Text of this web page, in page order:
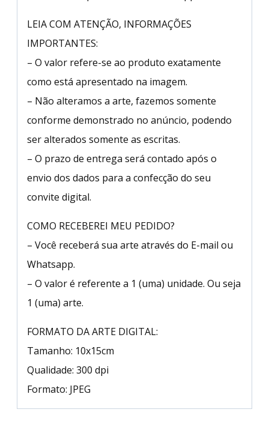
LEIA COM ATENÇÃO, INFORMAÇÕES
IMPORTANTES:
– O valor refere-se ao produto exatamente
como está apresentado na imagem.
– Não alteramos a arte, fazemos somente
conforme demonstrado no anúncio, podendo
ser alterados somente as escritas.
– O prazo de entrega será contado após o
envio dos dados para a confecção do seu
convite digital.
COMO RECEBEREI MEU PEDIDO?
– Você receberá sua arte através do E-mail ou
Whatsapp.
– O valor é referente a 1 (uma) unidade. Ou seja
1 (uma) arte.
FORMATO DA ARTE DIGITAL:
Tamanho: 10x15cm
Qualidade: 300 dpi
Formato: JPEG